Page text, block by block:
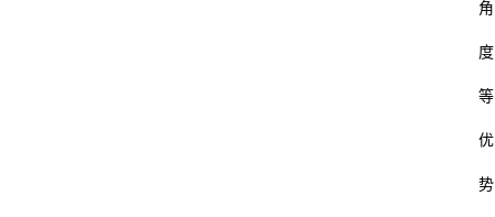
角
度
等
优
势